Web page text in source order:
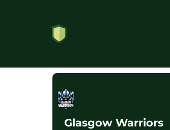
Glasgow Warriors